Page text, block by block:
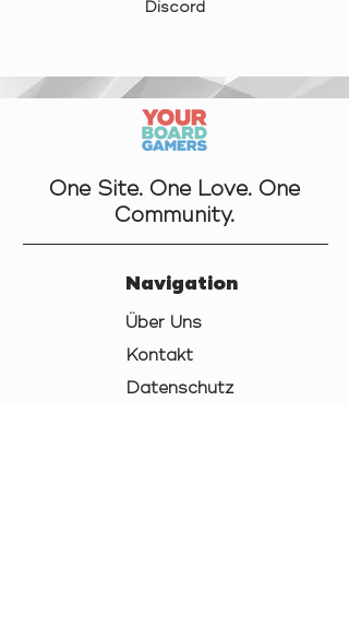
Discord
One Site. One Love. One
Community.
Navigation
Über Uns
Kontakt
Datenschutz